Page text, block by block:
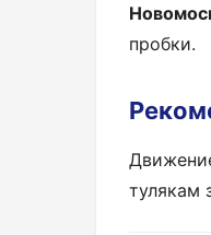
пробки.
тулякам